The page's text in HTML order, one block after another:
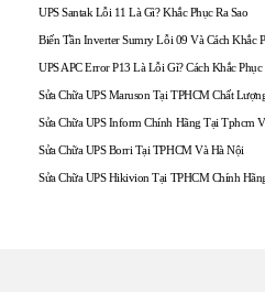
UPS Santak Lỗi 11 Là Gì? Khắc Phục Ra Sao
Biến Tần Inverter Sumry Lỗi 09 Và Cách Khắc
UPS APC Error P13 Là Lỗi Gì? Cách Khắc Phục
Sửa Chữa UPS Maruson Tại TPHCM Chất
Sửa Chữa UPS Inform Chính Hãng Tại Tphcm
Sửa Chữa UPS Borri Tại TPHCM Và Hà Nội
Sửa Chữa UPS Hikivion Tại TPHCM Chính